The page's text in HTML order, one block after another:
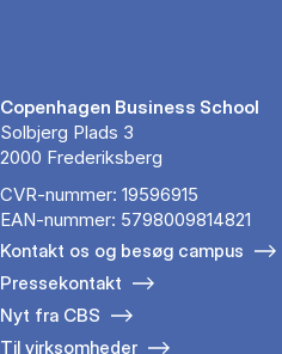
Copenhagen Business School
Solbjerg Plads 3
2000 Frederiksberg
CVR-nummer: 19596915
EAN-nummer: 5798009814821
Kontakt os og besøg campus
Pressekontakt
Nyt fra CBS
Til virksomheder